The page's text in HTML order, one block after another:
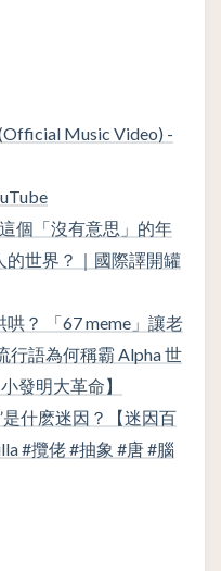
Music Video) -
個「沒有意思」的年
的世界？｜國際譯開罐
？ 「67 meme」讓老
行語為何稱霸 Alpha 世
發明大革命】
是什麽迷因？【迷因百
#攬佬 #抽象 #唐 #腦